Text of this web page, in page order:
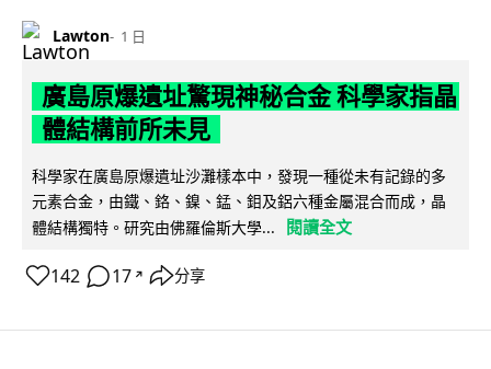
Lawton 1 日
廣島原爆遺址驚現神秘合金 科學家指晶
體結構前所未見
科學家在廣島原爆遺址沙灘樣本中，發現一種從未有記錄的多
元素合金，由鐵、鉻、鎳、錳、鉬及鋁六種金屬混合而成，晶
體結構獨特。研究由佛羅倫斯大學...
閱讀全文
142 17 ↗ 分享